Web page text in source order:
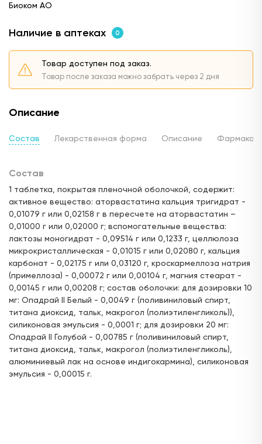
Биоком АО
Наличие в аптеках 0
Товар доступен под заказ.
Товар после заказа можно забрать через 2 дня
Описание
Состав Лекарственная форма Описание
Состав
1 таблетка, покрытая пленочной оболочкой, содержит:
активное вещество: аторвастатина кальция тригидрат -
0,01079 г или 0,02158 г в пересчете на аторвастатин –
0,01000 г или 0,02000 г; вспомогательные вещества:
лактозы моногидрат - 0,09514 г или 0,1233 г, целлюлоза
микрокристаллическая - 0,01015 г или 0,02080 г, кальция
карбонат - 0,02175 г или 0,03120 г, кроскармеллоза натрия
(примеллоза) - 0,00072 г или 0,00104 г, магния стеарат -
0,00145 г или 0,00208 г; состав оболочки: для дозировки 10
мг: Опадрай II Белый - 0,0049 г (поливиниловый спирт,
титана диоксид, тальк, макрогол (полиэтиленгликоль)),
силиконовая эмульсия - 0,0001 г; для дозировки 20 мг:
Опадрай II Голубой - 0,00785 г (поливиниловый спирт,
титана диоксид, тальк, макрогол (полиэтиленгликоль),
алюминиевый лак на основе индигокармина), силиконовая
эмульсия - 0,00015 г.